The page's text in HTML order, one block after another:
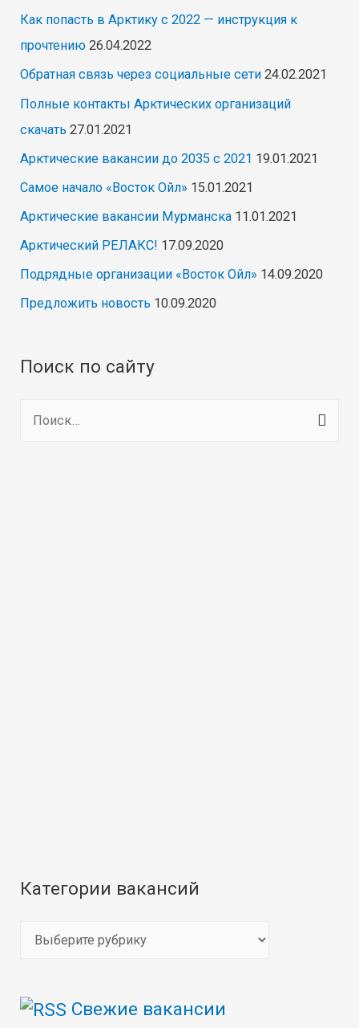
Как попасть в Арктику с 2022 — инструкция к
прочтению 26.04.2022
Обратная связь через социальные сети 24.02.2021
Полные контакты Арктических организаций
скачать 27.01.2021
Арктические вакансии до 2035 с 2021 19.01.2021
Самое начало «Восток Ойл» 15.01.2021
Арктические вакансии Мурманска 11.01.2021
Арктический РЕЛАКС! 17.09.2020
Подрядные организации «Восток Ойл» 14.09.2020
Предложить новость 10.09.2020
Поиск по сайту
Категории вакансий
е
Свежие вакансии